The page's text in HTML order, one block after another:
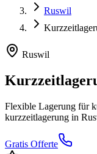
Ruswil
Ruswil
Flexible Lagerung für
kurzzeitlagerung in
Gratis Offerte